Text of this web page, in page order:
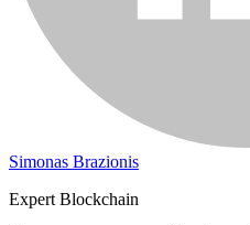
Simonas Brazionis
Expert Blockchain